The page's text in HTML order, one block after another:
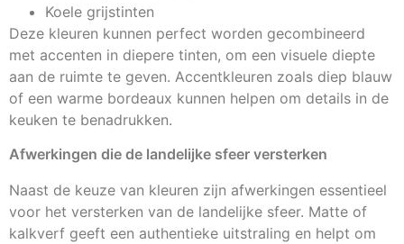
Koele grijstinten
Deze kleuren kunnen perfect worden gecombineerd
met accenten in diepere tinten, om een visuele diepte
aan de ruimte te geven. Accentkleuren zoals diep blauw
of een warme bordeaux kunnen helpen om details in de
keuken te benadrukken.
Afwerkingen die de landelijke sfeer versterken
Naast de keuze van kleuren zijn afwerkingen essentieel
voor het versterken van de landelijke sfeer. Matte of
kalkverf geeft een authentieke uitstraling en helpt om